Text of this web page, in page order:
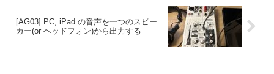
[AG03] PC, iPad の音声を一つのスピー
カー(or ヘッドフォン)から出力する